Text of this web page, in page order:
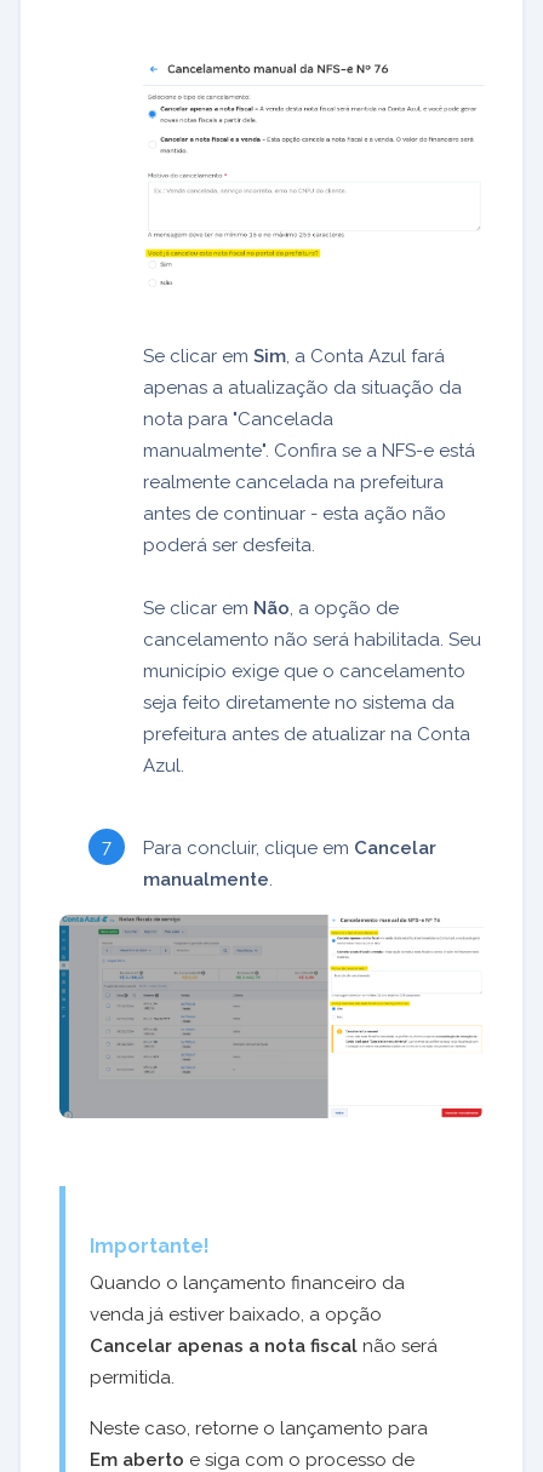
Se clicar em Sim, a Conta Azul fará
apenas a atualização da situação da
nota para "Cancelada
manualmente". Confira se a NFS-e está
realmente cancelada na prefeitura
antes de continuar - esta ação não
poderá ser desfeita.
Se clicar em Não, a opção de
cancelamento não será habilitada. Seu
município exige que o cancelamento
seja feito diretamente no sistema da
prefeitura antes de atualizar na Conta
Azul.
Para concluir, clique em Cancelar
manualmente.
Importante!
Quando o lançamento financeiro da
venda já estiver baixado, a opção
Cancelar apenas a nota fiscal não será
permitida.
Neste caso, retorne o lançamento para
Em aberto e siga com o processo de